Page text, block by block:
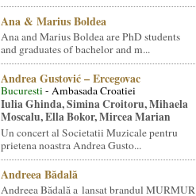
Ana & Marius Boldea
Ana and Marius Boldea are PhD students
and graduates of bachelor and m...
Andrea Gustović – Ercegovac
Bucuresti- Ambasada Croatiei
Iulia Ghinda, Simina Croitoru, Mihaela
Moscalu, Ella Bokor, Mircea Marian
Un concert al Societatii Muzicale pentru
prietena noastra Andrea Gusto...
Andreea Bădală
Andreea Bădală a lansat brandul MURMUR